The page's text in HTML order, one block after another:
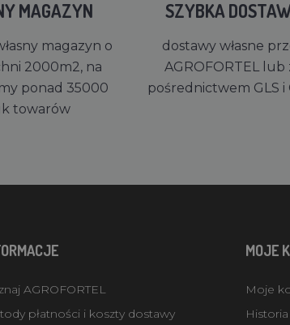
MAGAZYN
magazyn o
2000m2, na
ponad 35000
towarów
SZYBKA
dostawy własne
AGROFORTEL lub
pośrednictwem GLS i
AGROFORTEL
płatności i koszty dostawy
MOJE
Moje